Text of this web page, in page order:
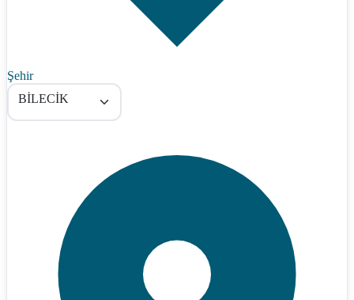
Şehir
BİLECİK